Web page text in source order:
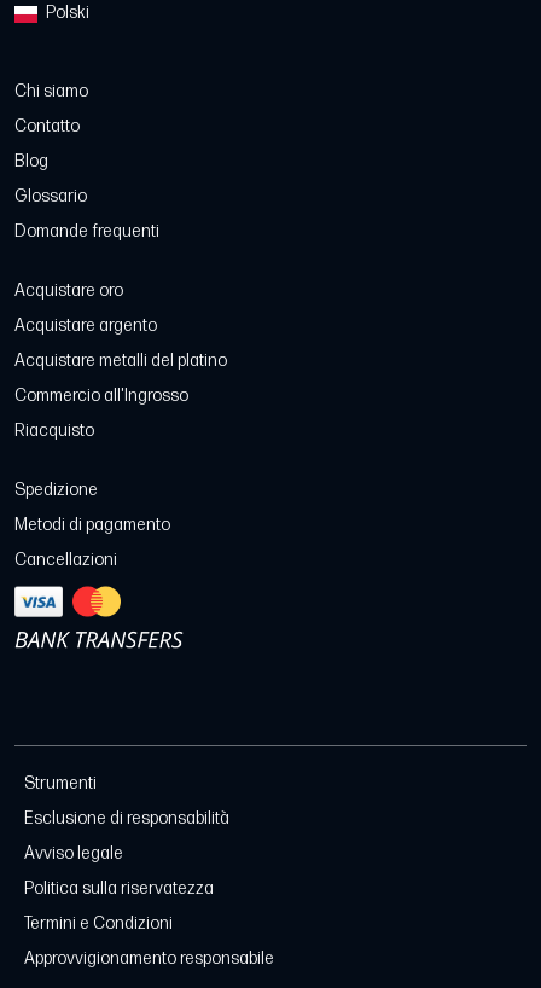
Polski
Chi siamo
Contatto
Blog
Glossario
Domande frequenti
Acquistare oro
Acquistare argento
Acquistare metalli del platino
Commercio all'Ingrosso
Riacquisto
Spedizione
Metodi di pagamento
Cancellazioni
Strumenti
Esclusione di responsabilità
Avviso legale
Politica sulla riservatezza
Termini e Condizioni
Approvvigionamento responsabile